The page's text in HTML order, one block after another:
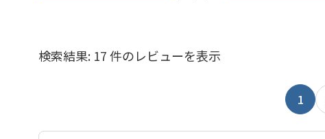
検索結果: 17 件のレビューを表示
1